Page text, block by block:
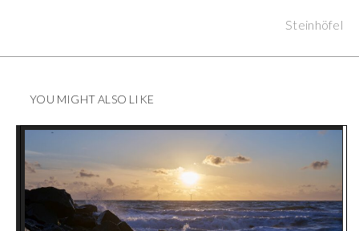
Steinhöfel
YOU MIGHT ALSO LIKE